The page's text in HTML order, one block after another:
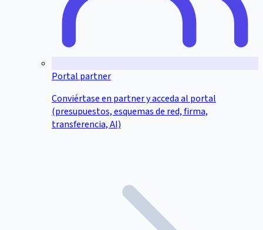
Portal partner
Conviértase en partner y acceda al portal
(presupuestos, esquemas de red, firma,
transferencia, AI)